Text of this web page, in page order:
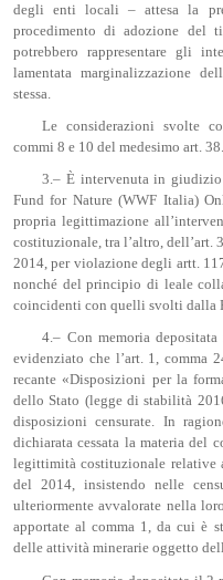
degli enti locali – attesa la
procedimento di adozione del
potrebbero rappresentare gli
lamentata marginalizzazione
stessa.
Le considerazioni svolte
commi 8 e 10 del medesimo art. 38.
3.– È intervenuta in
Fund for Nature (WWF Italia)
propria legittimazione
costituzionale, tra l’altro, dell’art.
2014, per violazione degli artt.
nonché del principio di leale
coincidenti con quelli svolti dalla
4.– Con memoria
evidenziato che l’art. 1, comma
recante «Disposizioni per la
dello Stato (legge di stabilità
disposizioni censurate. In
dichiarata cessata la materia del
legittimità costituzionale relative
del 2014, insistendo nelle
ulteriormente avvalorate nella
apportate al comma 1, da cui è
delle attività minerarie oggetto